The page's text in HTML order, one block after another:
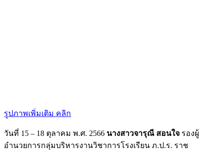
รูปภาพเพิ่มเติม คลิก
วันที่ 15 – 18 ตุลาคม พ.ศ. 2566 นางสาวจารุณี สอนใจ รองผู้
อำนวยการกลุ่มบริหารงานวิชาการโรงเรียน ภ.ป.ร. ราช